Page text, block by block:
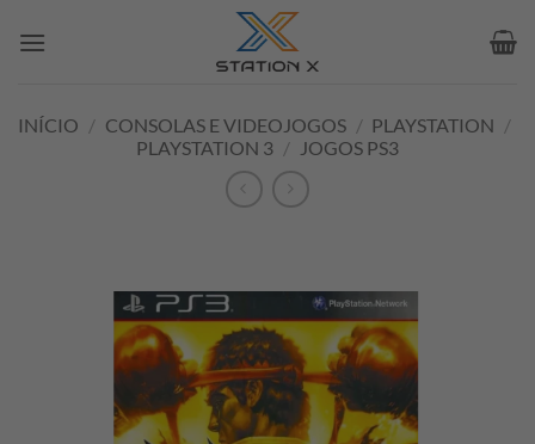
INÍCIO / CONSOLAS E VIDEOJOGOS / PLAYSTATION /
PLAYSTATION 3 / JOGOS PS3